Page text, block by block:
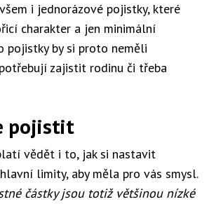
i jednorázové pojistky, které
charakter a jen minimální
pojistky by si proto neměli
zajistit rodinu či třeba
pojistit
vědět i to, jak si nastavit
limity, aby měla pro vás smysl.
částky jsou totiž většinou nízké